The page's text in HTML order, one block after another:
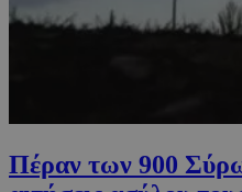
Πέραν των 900